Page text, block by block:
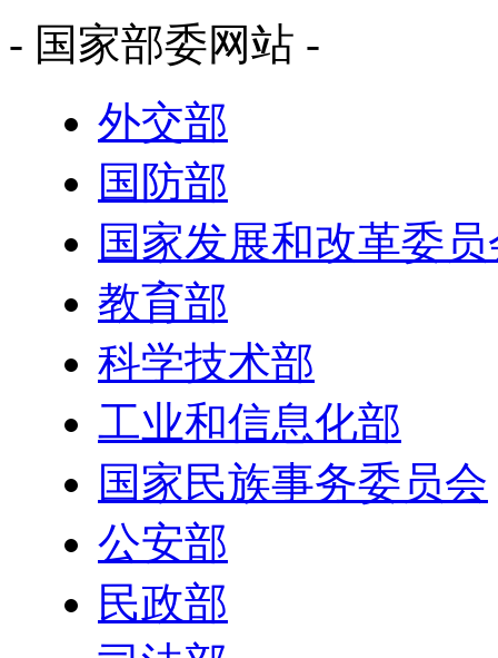
- 国家部委网站 -
外交部
国防部
国家发展和改革委
教育部
科学技术部
工业和信息化部
国家民族事务委员会
公安部
民政部